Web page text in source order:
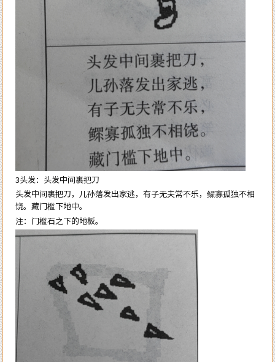
3头发：头发中间裹把刀
头发中间裹把刀，儿孙落发出家逃，有子无夫常不乐，鳏寡孤独不相
饶。藏门槛下地中。
注：门槛石之下的地板。